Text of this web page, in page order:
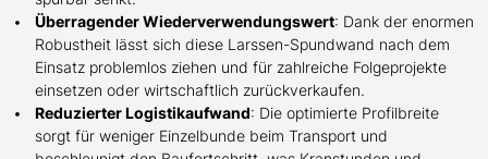
Überragender Wiederverwendungswert: Dank der enormen
Robustheit lässt sich diese Larssen-Spundwand nach dem
Einsatz problemlos ziehen und für zahlreiche Folgeprojekte
einsetzen oder wirtschaftlich zurückverkaufen.
Reduzierter Logistikaufwand: Die optimierte Profilbreite
sorgt für weniger Einzelbunde beim Transport und